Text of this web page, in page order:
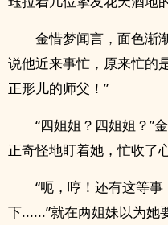
金惜梦闻言，面色渐
说他近来事忙，原来忙的
正形儿的师父！”
“四姐姐？四姐姐？”
正奇怪地盯着她，忙收了
“呃，哼！还有这等
下......”就在两姐妹以为她